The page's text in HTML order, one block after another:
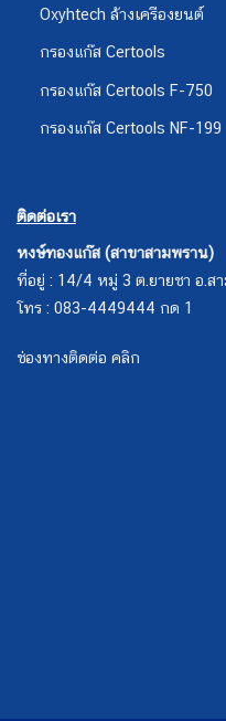
Oxyhtech ล้างเครืองยนต์
กรองแก๊ส Certools
กรองแก๊ส Certools F-750
กรองแก๊ส Certools NF-199
ติดต่อเรา
หงษ์ทองแก๊ส (สาขาสามพราน)
ที่อยู่ : 14/4 หมู่ 3 ต.ยายชา อ.ส
โทร : 083-4449444 กด 1
ช่องทางติดต่อ คลิก